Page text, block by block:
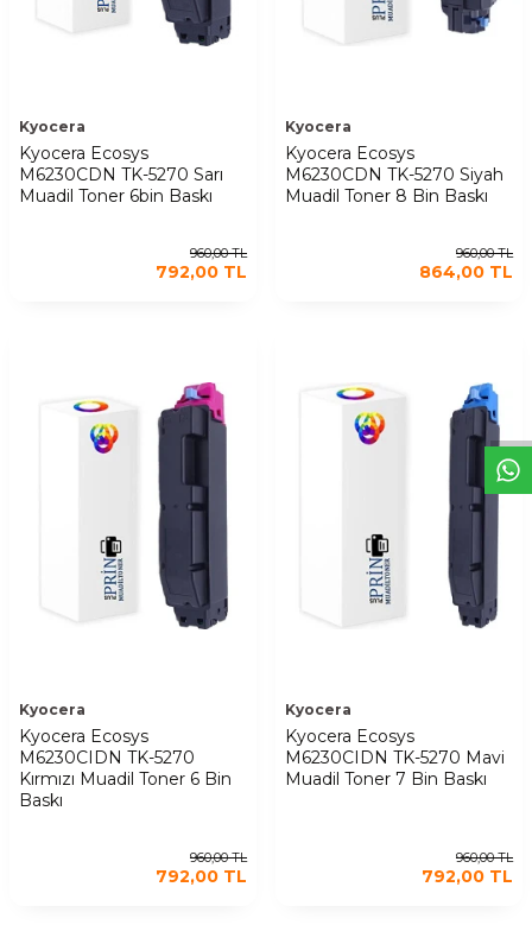
WhtsappDesteHatt
Kyocera
Kyocera Ecosys
M6230CDN TK-5270 Sarı
Muadil Toner 6bin Baskı
960,00TL
792,00 TL
Kyocera
Kyocera Ecosys
M6230CDN TK-5270 Siyah
Muadil Toner 8 Bin Baskı
960,00TL
864,00 TL
Kyocera
Kyocera Ecosys
M6230CIDN TK-5270
Kırmızı Muadil Toner 6 Bin
Baskı
960,00TL
792,00 TL
Kyocera
Kyocera Ecosys
M6230CIDN TK-5270 Mavi
Muadil Toner 7 Bin Baskı
960,00TL
792,00 TL